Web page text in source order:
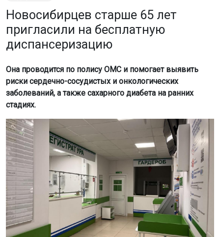
Новосибирцев старше 65 лет
пригласили на бесплатную
диспансеризацию
Она проводится по полису ОМС и помогает выявить
риски сердечно-сосудистых и онкологических
заболеваний, а также сахарного диабета на ранних
стадиях.